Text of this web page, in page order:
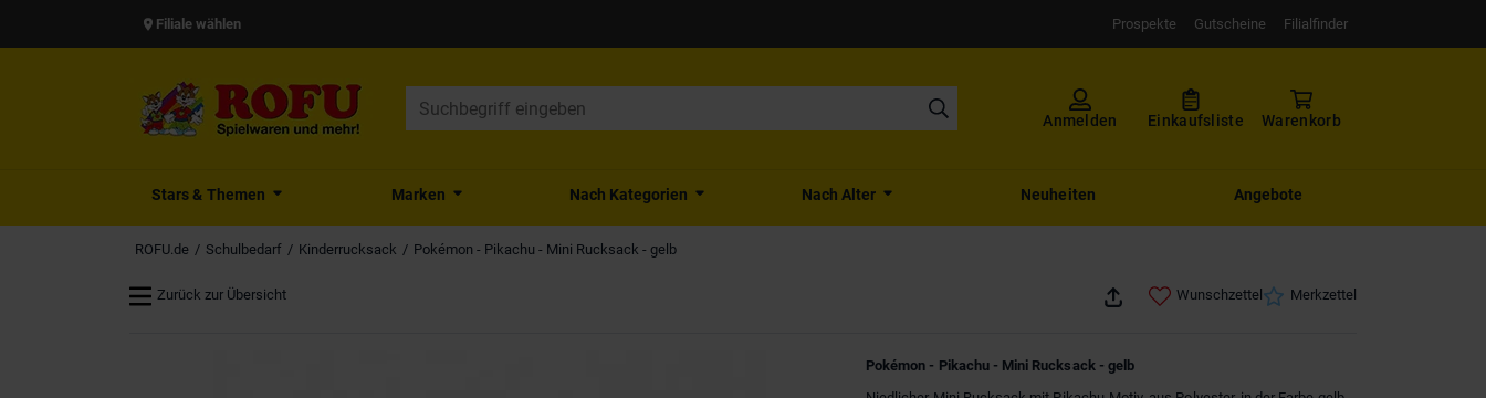
Filiale wählen Prospekte Gutscheine Filialfinder
Anmelden Einkaufsliste Warenkorb
Stars & Themen Marken Nach Kategorien Nach Alter Neuheiten Angebote
ROFU.de Schulbedarf Kinderrucksack Pokémon - Pikachu - Mini Rucksack - gelb
Zurück zur Übersicht Wunschzettel Merkzettel
Pokémon - Pikachu - Mini Rucksack - gelb